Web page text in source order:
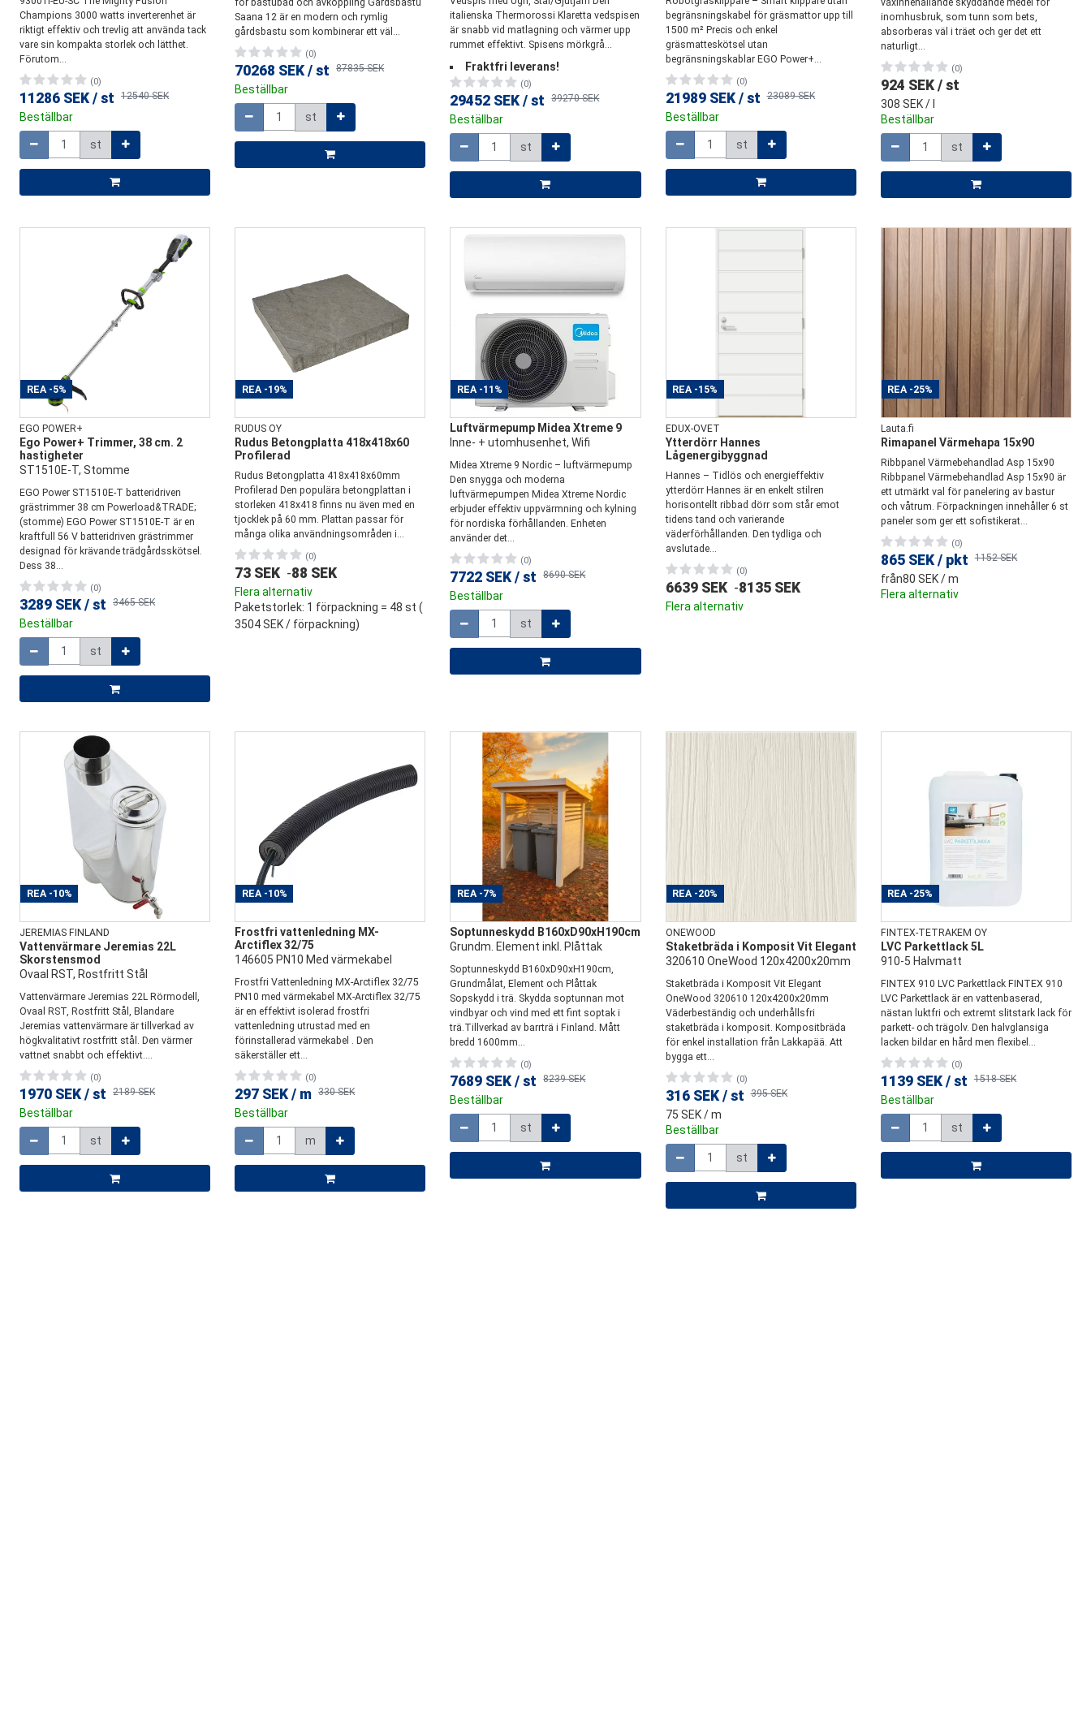
Champions 3000 watts inverterenhet är
riktigt effektiv och trevlig att använda tack
vare sin kompakta storlek och lätthet.
Förutom...
(0)
11286 SEK / st 12540 SEK
Beställbar
Mängd
st
för bastubad och avkoppling Gårdsbastu
Saana 12 är en modern och rymlig
gårdsbastu som kombinerar ett väl...
(0)
70268 SEK /st 87835 SEK
Beställbar
Mängd
st
italienska Thermorossi Klaretta vedspisen
är snabb vid matlagning och värmer upp
rummet effektivt. Spisens mörkgrå...
Fraktfri leverans!
(0)
29452 SEK /st 39270 SEK
Beställbar
Mängd
st
begränsningskabel för gräsmattor upp till
1500 m² Precis och enkel
gräsmatteskötsel utan
begränsningskablar EGO Power+...
(0)
21989 SEK / st 23089 SEK
Beställbar
Mängd
st
vaxinnehållande skyddande medel för
inomhusbruk, som tunn som bets,
absorberas väl i träet och ger det ett
naturligt...
(0)
924 SEK / st
308 SEK/ l
Beställbar
Mängd
st
REA -5%
EGO POWER+
Ego Power+ Trimmer, 38 cm. 2
hastigheter
ST1510E-T, Stomme
EGO Power ST1510E-T batteridriven
grästrimmer 38 cm Powerload&TRADE;
(stomme) EGO Power ST1510E-T är en
kraftfull 56 V batteridriven grästrimmer
designad för krävande trädgårdsskötsel.
Dess 38...
(0)
3289 SEK / st 3465 SEK
Beställbar
Mängd
st
REA -19%
RUDUS OY
Rudus Betongplatta 418x418x60
Profilerad
Rudus Betongplatta 418x418x60mm
Profilerad Den populära betongplattan i
storleken 418x418 finns nu även med en
tjocklek på 60 mm. Plattan passar för
många olika användningsområden i...
(0)
73 SEK -88 SEK
Flera alternativ
Paketstorlek: 1 förpackning = 48 st (
3504 SEK/ förpackning)
REA -11%
Luftvärmepump Midea Xtreme 9
Inne- + utomhusenhet, Wifi
Midea Xtreme 9 Nordic – luftvärmepump
Den snygga och moderna
luftvärmepumpen Midea Xtreme Nordic
erbjuder effektiv uppvärmning och kylning
för nordiska förhållanden. Enheten
använder det...
(0)
7722 SEK /st 8690 SEK
Beställbar
Mängd
st
REA -15%
EDUX-OVET
Ytterdörr Hannes
Lågenergibyggnad
Hannes – Tidlös och energieffektiv
ytterdörr Hannes är en enkelt stilren
horisontellt ribbad dörr som står emot
tidens tand och varierande
väderförhållanden. Den tydliga och
avslutade...
(0)
6639 SEK -8135 SEK
Flera alternativ
REA -25%
Lauta.fi
Rimapanel Värmehapa 15x90
Ribbpanel Värmebehandlad Asp 15x90
Ribbpanel Värmebehandlad Asp 15x90 är
ett utmärkt val för panelering av bastur
och våtrum. Förpackningen innehåller 6 st
paneler som ger ett sofistikerat...
(0)
865 SEK / pkt 1152 SEK
från80 SEK/ m
Flera alternativ
REA -10%
JEREMIAS FINLAND
Vattenvärmare Jeremias 22L
Skorstensmod
Ovaal RST, Rostfritt Stål
Vattenvärmare Jeremias 22L Rörmodell,
Ovaal RST, Rostfritt Stål, Blandare
Jeremias vattenvärmare är tillverkad av
högkvalitativt rostfritt stål. Den värmer
vattnet snabbt och effektivt....
(0)
1970 SEK / st 2189 SEK
Beställbar
Mängd
st
REA -10%
Frostfri vattenledning MX-
Arctiflex 32/75
146605 PN10 Med värmekabel
Frostfri Vattenledning MX-Arctiflex 32/75
PN10 med värmekabel MX-Arctiflex 32/75
är en effektivt isolerad frostfri
vattenledning utrustad med en
förinstallerad värmekabel . Den
säkerställer ett...
(0)
297 SEK / m 330 SEK
Beställbar
Mängd
m
REA -7%
Soptunneskydd B160xD90xH190cm
Grundm. Element inkl. Plåttak
Soptunneskydd B160xD90xH190cm,
Grundmålat, Element och Plåttak
Sopskydd i trä. Skydda soptunnan mot
vindbyar och vind med ett fint soptak i
trä.Tillverkad av barrträ i Finland. Mått
bredd 1600mm...
(0)
7689 SEK /st 8239 SEK
Beställbar
Mängd
st
REA -20%
ONEWOOD
Staketbräda i Komposit Vit Elegant
320610 OneWood 120x4200x20mm
Staketbräda i Komposit Vit Elegant
OneWood 320610 120x4200x20mm
Väderbeständig och underhållsfri
staketbräda i komposit. Kompositbräda
för enkel installation från Lakkapää. Att
bygga ett...
(0)
316 SEK / st 395 SEK
75 SEK/ m
Beställbar
Mängd
st
REA -25%
FINTEX-TETRAKEM OY
LVC Parkettlack 5L
910-5 Halvmatt
FINTEX 910 LVC Parkettlack FINTEX 910
LVC Parkettlack är en vattenbaserad,
nästan luktfri och extremt slitstark lack för
parkett- och trägolv. Den halvglansiga
lacken bildar en hård men flexibel...
(0)
1139 SEK / st 1518 SEK
Beställbar
Mängd
st